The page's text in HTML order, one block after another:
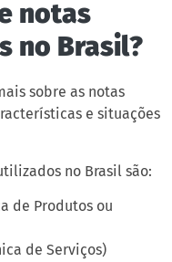
notas
no Brasil?
sobre as notas
e situações
no Brasil são:
de Produtos ou
de Serviços)